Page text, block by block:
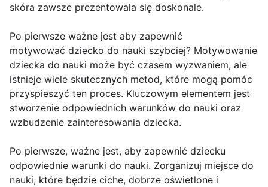
skóra zawsze prezentowała się doskonale.
Po pierwsze ważne jest aby zapewnić
motywować dziecko do nauki szybciej? Motywowanie
dziecka do nauki może być czasem wyzwaniem, ale
istnieje wiele skutecznych metod, które mogą pomóc
przyspieszyć ten proces. Kluczowym elementem jest
stworzenie odpowiednich warunków do nauki oraz
wzbudzenie zainteresowania dziecka.
Po pierwsze, ważne jest, aby zapewnić dziecku
odpowiednie warunki do nauki. Zorganizuj miejsce do
nauki, które będzie ciche, dobrze oświetlone i